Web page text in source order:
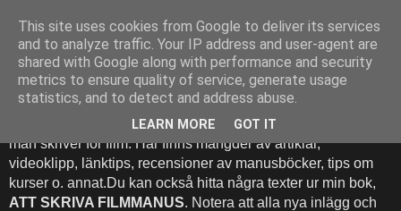
Att Skriva Filmmanus -
Bloggen
Denna blogg inehhåller runt 500 (!) inlägg med fokus på hur
man skriver för film. Här finns mängder av artiklar,
videoklipp, länktips, recensioner av manusböcker, tips om
kurser o. annat.Du kan också hitta några texter ur min bok,
ATT SKRIVA FILMMANUS. Notera att alla nya inlägg och
This site uses cookies from Google to deliver its services
and to analyze traffic. Your IP address and user-agent are
shared with Google along with performance and security
metrics to ensure quality of service, generate usage
statistics, and to detect and address abuse.
LEARN MORE GOT IT